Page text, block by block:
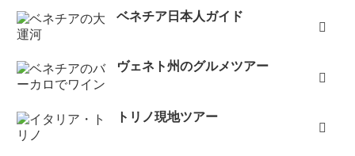
ベネチア日本人ガイド
ヴェネト州のグルメツアー
トリノ現地ツアー